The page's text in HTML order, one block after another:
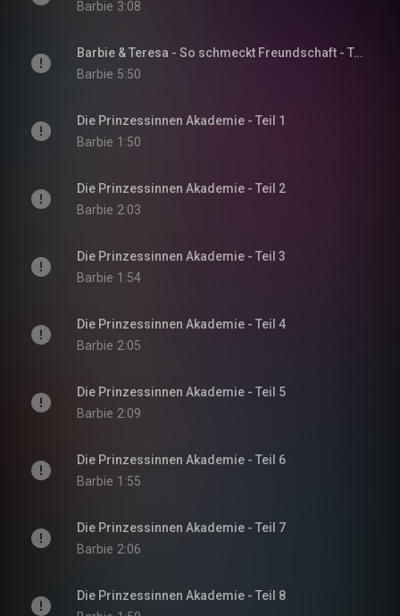
Barbie 3:08
Barbie & Teresa - So schmeckt Freundschaft - Teil 20
Barbie 5:50
Die Prinzessinnen Akademie - Teil 1
Barbie 1:50
Die Prinzessinnen Akademie - Teil 2
Barbie 2:03
Die Prinzessinnen Akademie - Teil 3
Barbie 1:54
Die Prinzessinnen Akademie - Teil 4
Barbie 2:05
Die Prinzessinnen Akademie - Teil 5
Barbie 2:09
Die Prinzessinnen Akademie - Teil 6
Barbie 1:55
Die Prinzessinnen Akademie - Teil 7
Barbie 2:06
Die Prinzessinnen Akademie - Teil 8